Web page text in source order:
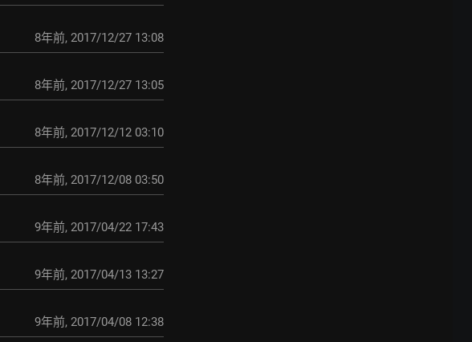
8年前, 2017/12/27 13:08
8年前, 2017/12/27 13:05
8年前, 2017/12/12 03:10
8年前, 2017/12/08 03:50
9年前, 2017/04/22 17:43
9年前, 2017/04/13 13:27
9年前, 2017/04/08 12:38